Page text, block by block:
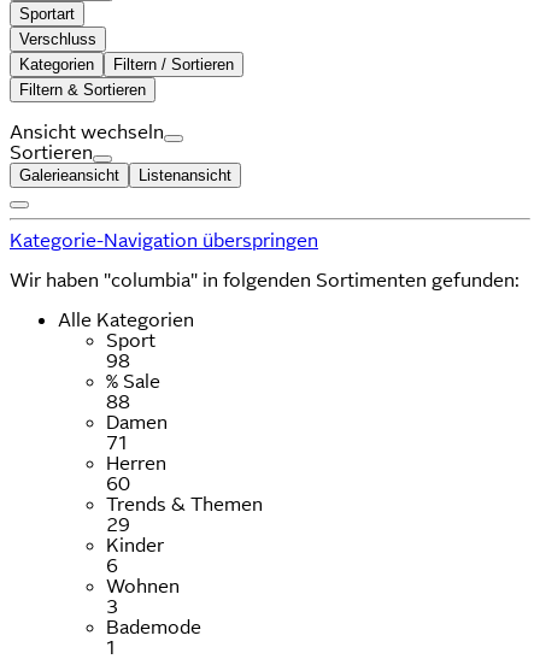
Sportart
Verschluss
Kategorien
Filtern / Sortieren
Filtern & Sortieren
Ansicht wechseln
Sortieren
Galerieansicht Listenansicht
Kategorie-Navigation überspringen
Wir haben "columbia" in folgenden Sortimenten gefunden:
Alle Kategorien
Sport
98
% Sale
88
Damen
71
Herren
60
Trends & Themen
29
Kinder
6
Wohnen
3
Bademode
1